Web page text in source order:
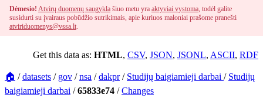
Dėmesio! Atvirų duomenų saugykla šiuo metu yra aktyviai vystoma, todėl galite
susidurti su įvairaus pobūdžio sutrikimais, apie kuriuos maloniai prašome pranešti
atviriduomenys@vssa.lt.
Get this data as: HTML, CSV, JSON, JSONL, ASCII, RDF
🏠 /datasets / gov /nsa /dakpr/ Studijų baigiamieji darbai / Studijų
baigiamieji darbai /65833e74 /Changes